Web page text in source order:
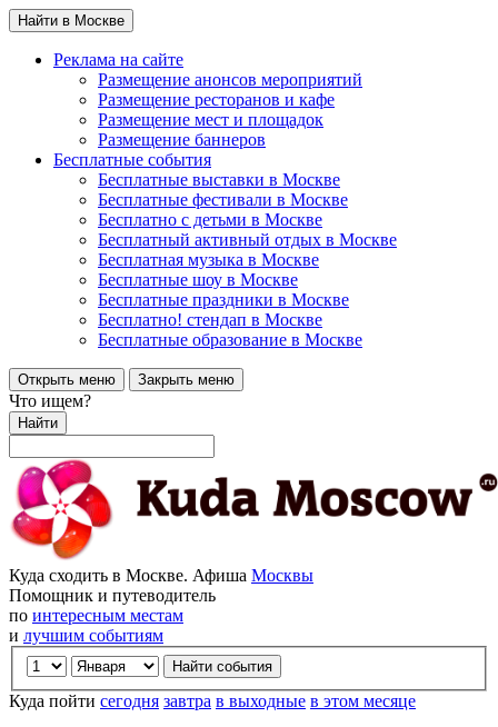
Найти в Москве
Реклама на сайте
Размещение анонсов мероприятий
Размещение ресторанов и кафе
Размещение мест и площадок
Размещение баннеров
Бесплатные события
Бесплатные выставки в Москве
Бесплатные фестивали в Москве
Бесплатно с детьми в Москве
Бесплатный активный отдых в Москве
Бесплатная музыка в Москве
Бесплатные шоу в Москве
Бесплатные праздники в Москве
Бесплатно! стендап в Москве
Бесплатные образование в Москве
Открыть меню Закрыть меню
Что ищем?
Найти
Куда сходить в Москве. Афиша Москвы
Помощник и путеводитель
по интересным местам
и лучшим событиям
Куда пойти сегодня завтра в выходные в этом месяце